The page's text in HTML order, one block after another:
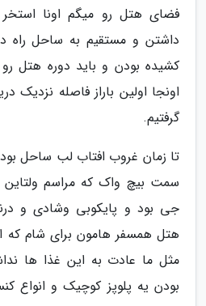
فضای هتل رو میگم اونا
داشتن و مستقیم به ساحل راه
کشیده بودن و باید دوره هتل رو
اونجا اولین باراز فاصله
گرفتیم.
تا زمان غروب افتاب لب ساحل
سمت بیچ واک که مراسم
جی بود و پایکوبی وشادی و
هتل همسفر هامون برای شام که
مثل ما عادت به این غذا ها
بودن یه پلوپز کوچیک و انواع